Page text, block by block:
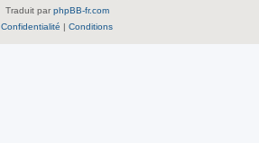
Traduit par phpBB-fr.com
Confidentialité | Conditions